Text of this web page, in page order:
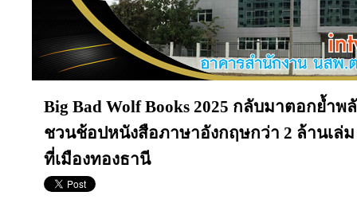
Big Bad Wolf Books 2025 กลับมาตอกย้ำพ
ชวนช้อปหนังสือภาษาอังกฤษกว่า 2 ล้านเล่ม
ที่เมืองทองธานี